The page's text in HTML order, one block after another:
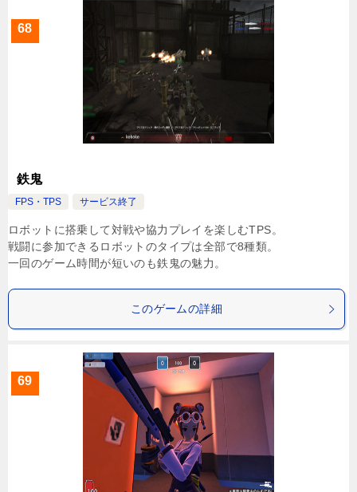
68
鉄鬼
FPS・TPS サービス終了
ロボットに搭乗して対戦や協力プレイを楽しむTPS。
戦闘に参加できるロボットのタイプは全部で8種類。
一回のゲーム時間が短いのも鉄鬼の魅力。
このゲームの詳細
69